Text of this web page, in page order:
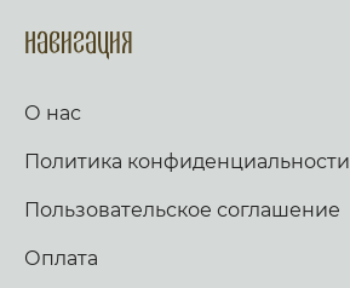
Навигация
О нас
Политика конфиденциальности
Пользовательское соглашение
Оплата